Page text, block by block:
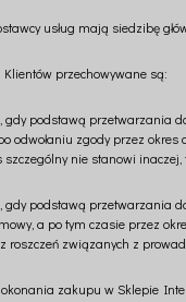
usług mają siedzibę
przechowywane są:
gdy podstawą przetwarzania
odwołaniu zgody przez
szczególny nie stanowi
gdy podstawą przetwarzania
a po tym czasie przez
roszczeń związanych z
zakupu w Sklepie